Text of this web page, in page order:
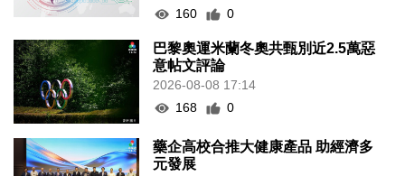
160
0
巴黎奧運米蘭冬奧共甄別近2.5萬惡
意帖文評論
2026-08-08 17:14
168
0
藥企高校合推大健康產品 助經濟多
元發展